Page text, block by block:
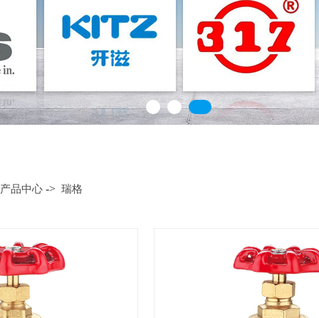
产品中心 -> 瑞格